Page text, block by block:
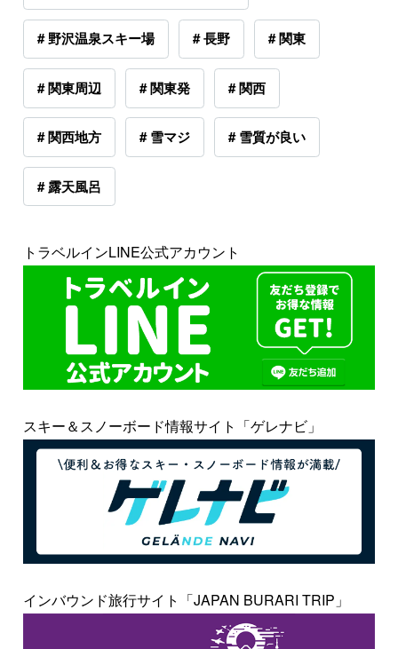
# 野沢温泉スキー場 # 長野 # 関東
# 関東周辺 # 関東発 # 関西
# 関西地方 # 雪マジ # 雪質が良い
# 露天風呂
トラベルインLINE公式アカウント
スキー＆スノーボード情報サイト「ゲレナビ」
インバウンド旅行サイト「JAPAN BURARI TRIP」